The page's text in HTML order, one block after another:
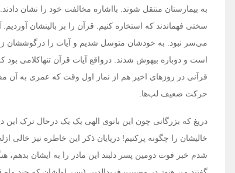
به بیمارستان منتقل شوند. بااشاره مخالفت خود را نشان
سختی فهماندند که استخاره کنیم. قرآن را بر بالینشان
می‌سر نبود. به خودشان متوسل شدیم و آیات را درگوششان
است و دوباره بیهوش شدند. درواقع آیات قرآن تنهاکلامی بود
قرآنی در روزهای اخیر هم از نماز اول وقت که عمری به آن
حرکت ضعیف لب‌ها.
خالیشان را چگونه پرکنیم! درپایان ذکر این خاطره نیز
شدم خبر فوت دومین پسر دلبند این مادر را به ایشان بدهم،